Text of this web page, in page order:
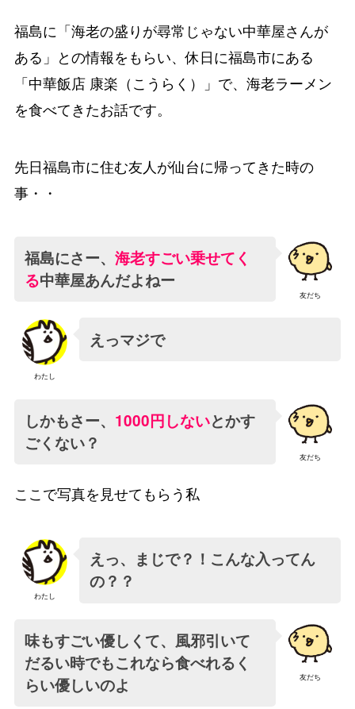
福島に「海老の盛りが尋常じゃない中華屋さんが
ある」との情報をもらい、休日に福島市にある
「中華飯店 康楽（こうらく）」で、海老ラーメン
を食べてきたお話です。
先日福島市に住む友人が仙台に帰ってきた時の
事・・
友だち
福島にさー、 海老すごい乗せてく
る中華屋あんだよねー
わたし
えっマジで
友だち
しかもさー、 1000円しないとかす
ごくない？
ここで写真を見せてもらう私
わたし
えっ、まじで？！こんな入ってん
の？？
友だち
味もすごい優しくて、風邪引いて
だるい時でもこれなら食べれるく
らい優しいのよ